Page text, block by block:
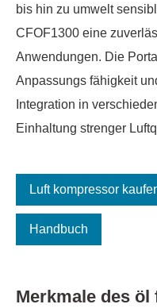
bis hin zu umwelt
CFOF1300 eine
Anwendungen. Die
Anpassungs fähigkeit
Integration in
Einhaltung strenger
Luft kompressor
Handbuch
Merkmale des öl